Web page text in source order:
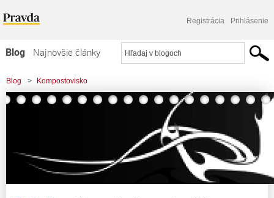
Registrácia Prihlásenie
Blog
Najnovšie články
Najčítanejšie články
Najkomentovanejšie články
Komerčné blogy
Blog > Kompostovisko